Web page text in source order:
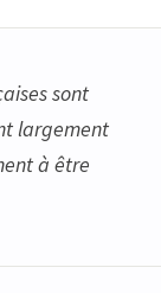
sont
largement
à être